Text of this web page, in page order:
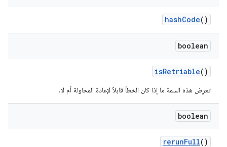
hashCode()
boolean
isRetriable()
تعرِض هذه السمة ما إذا كان الخطأ قابلاً لإعادة المحاولة أم لا.
boolean
rerunFull()